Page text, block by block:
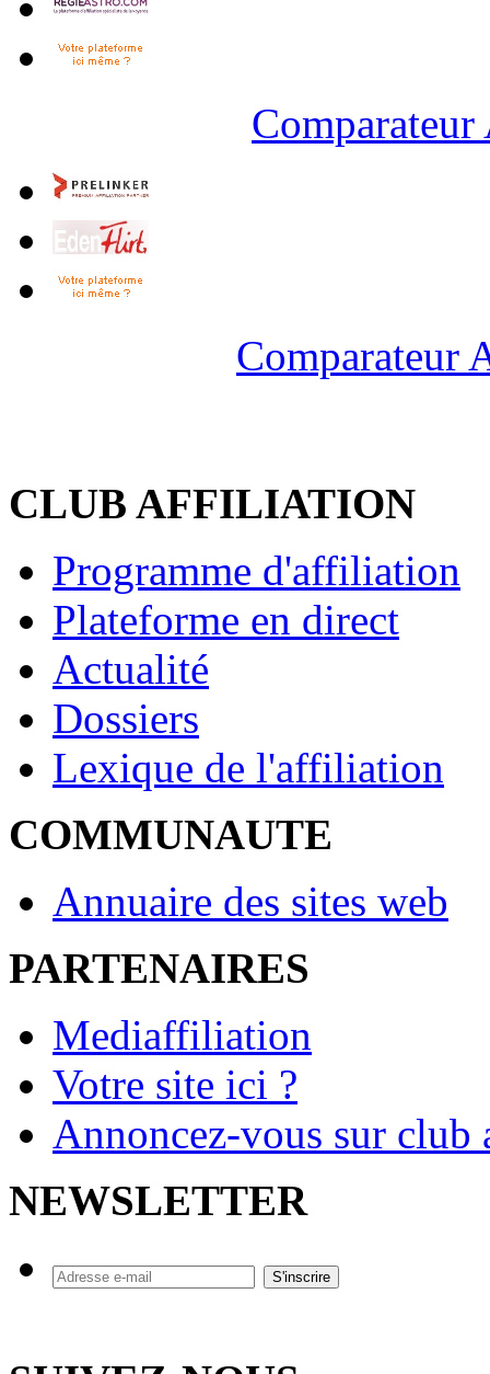
Comparateur
CLUB AFFILIATION
Programme d'affiliation
Plateforme en direct
Actualité
Dossiers
Lexique de l'affiliation
COMMUNAUTE
Annuaire des sites web
PARTENAIRES
Mediaffiliation
Votre site ici ?
Annoncez-vous sur
NEWSLETTER